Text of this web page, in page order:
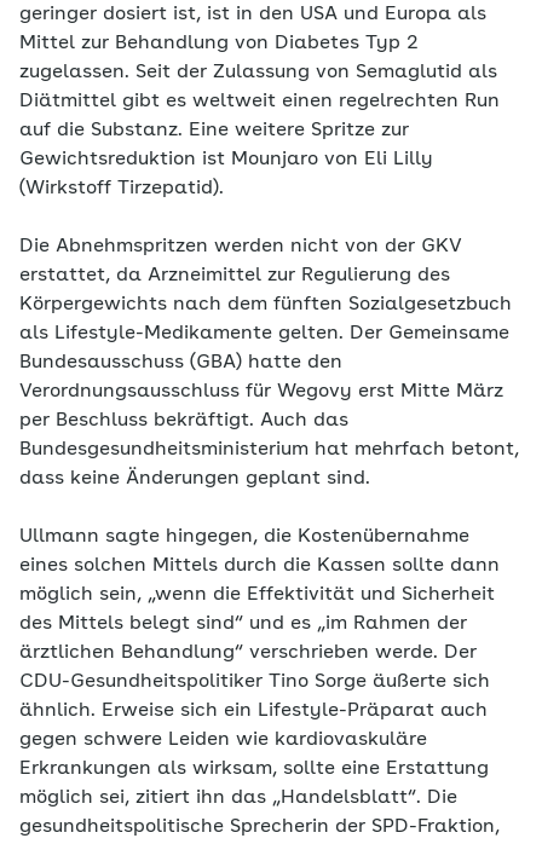
geringer dosiert ist, ist in den USA und Europa als
Mittel zur Behandlung von Diabetes Typ 2
zugelassen. Seit der Zulassung von Semaglutid als
Diätmittel gibt es weltweit einen regelrechten Run
auf die Substanz. Eine weitere Spritze zur
Gewichtsreduktion ist Mounjaro von Eli Lilly
(Wirkstoff Tirzepatid).
Die Abnehmspritzen werden nicht von der GKV
erstattet, da Arzneimittel zur Regulierung des
Körpergewichts nach dem fünften Sozialgesetzbuch
als Lifestyle-Medikamente gelten. Der Gemeinsame
Bundesausschuss (GBA) hatte den
Verordnungsausschluss für Wegovy erst Mitte März
per Beschluss bekräftigt. Auch das
Bundesgesundheitsministerium hat mehrfach betont,
dass keine Änderungen geplant sind.
Ullmann sagte hingegen, die Kostenübernahme
eines solchen Mittels durch die Kassen sollte dann
möglich sein, „wenn die Effektivität und Sicherheit
des Mittels belegt sind“ und es „im Rahmen der
ärztlichen Behandlung“ verschrieben werde. Der
CDU-Gesundheitspolitiker Tino Sorge äußerte sich
ähnlich. Erweise sich ein Lifestyle-Präparat auch
gegen schwere Leiden wie kardiovaskuläre
Erkrankungen als wirksam, sollte eine Erstattung
möglich sei, zitiert ihn das „Handelsblatt“. Die
gesundheitspolitische Sprecherin der SPD-Fraktion,